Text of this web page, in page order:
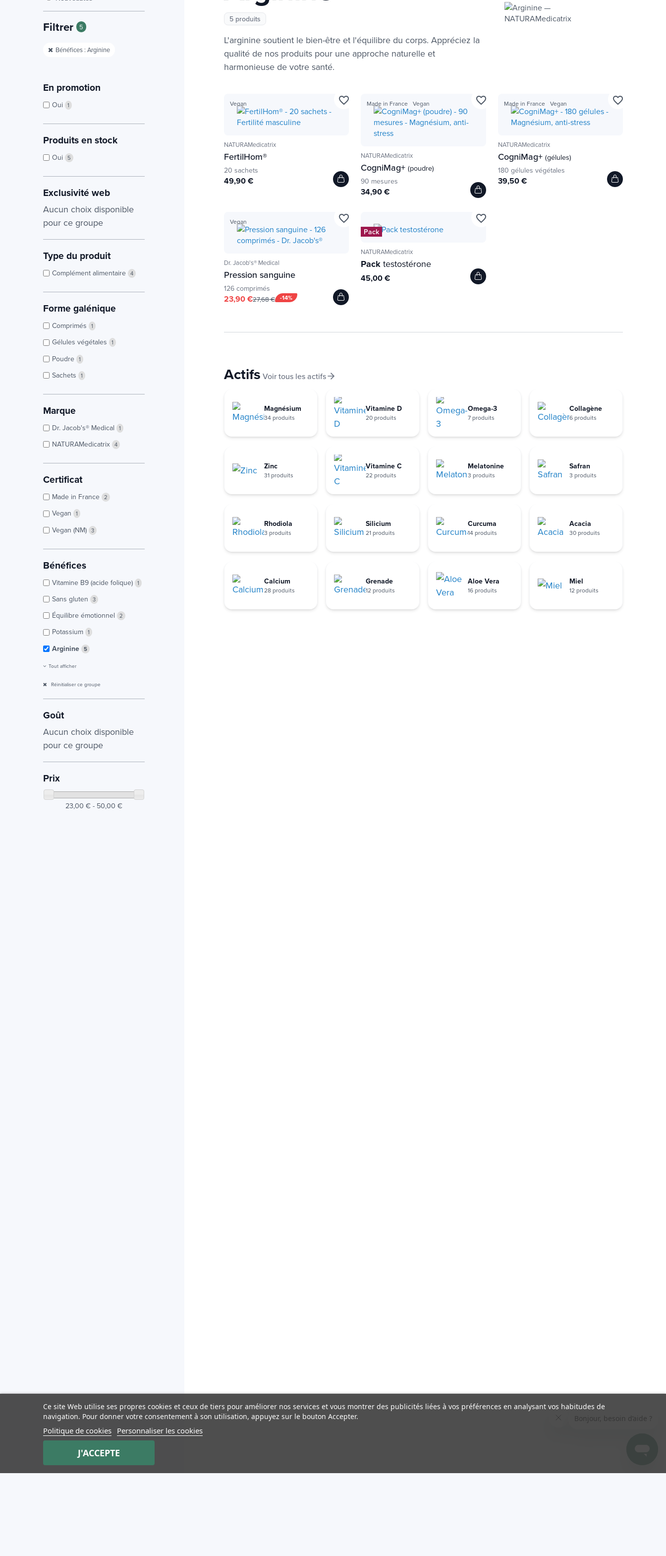
Filtrer 5
Bénéfices : Arginine
En promotion
Oui 1
Produits en stock
Oui 5
Exclusivité web
Aucun choix disponible
pour ce groupe
Type du produit
Complément alimentaire 4
Forme galénique
Comprimés 1
Gélules végétales 1
Poudre 1
Sachets 1
Marque
Dr. Jacob's® Medical 1
NATURAMedicatrix 4
Certificat
Made in France 2
Vegan 1
Vegan (NM) 3
Bénéfices
Vitamine B9 (acide folique) 1
Sans gluten 3
Équilibre émotionnel 2
Potassium 1
Arginine 5
Tout afficher
Réinitialiser ce groupe
Goût
Aucun choix disponible
pour ce groupe
Prix
23,00 € - 50,00 €
5 produits
L'arginine soutient le bien-être et l'équilibre du corps. Appréciez la
qualité de nos produits pour une approche naturelle et
harmonieuse de votre santé.
Vegan
NATURAMedicatrix
FertilHom®
20 sachets
49,90 €
favorite_border Made in France Vegan
NATURAMedicatrix
CogniMag+(poudre)
90 mesures
34,90 €
favorite_border Made in France Vegan
NATURAMedicatrix
CogniMag+ (gélules)
180 gélules végétales
39,50 €
favorite_border
Vegan
Dr. Jacob's® Medical
Pression sanguine
126 comprimés
-14%
23,90 €27,68 €
favorite_border
Pack
NATURAMedicatrix
Pack testostérone
45,00 €
favorite_border
Actifs Voir tous les actifs
Magnésium
34 produits
Vitamine D
20 produits
Omega-3
7 produits
Collagène
6 produits
Zinc
31 produits
Vitamine C
22 produits
Melatonine
3 produits
Safran
3 produits
Rhodiola
3 produits
Silicium
21 produits
Curcuma
14 produits
Acacia
30 produits
Calcium
28 produits
Grenade
12 produits
Aloe Vera
16 produits
Miel
12 produits
Ce site Web utilise ses propres cookies et ceux de tiers pour améliorer nos services et vous montrer des publicités liées à vos préférences en analysant vos habitudes de
navigation. Pour donner votre consentement à son utilisation, appuyez sur le bouton Accepter.
Politique de cookies Personnaliser les cookies
J'ACCEPTE